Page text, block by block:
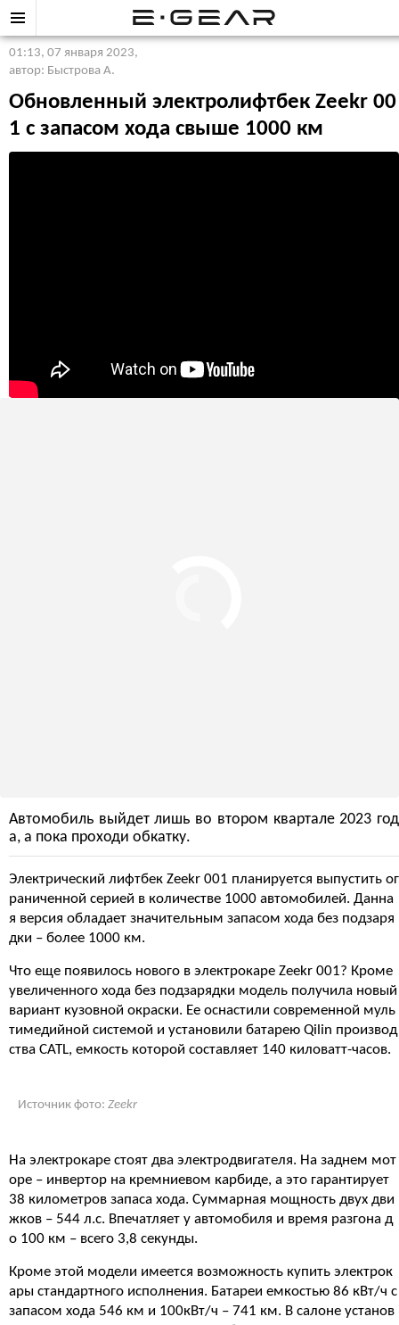
01:13, 07 января 2023,
автор: Быстрова А.
Обновленный электролифтбек Zeekr 00
1 с запасом хода свыше 1000 км
Автомобиль выйдет лишь во втором квартале 2023 год
а, а пока проходи обкатку.
Электрический лифтбек Zeekr 001 планируется выпустить ог
раниченной серией в количестве 1000 автомобилей. Данна
я версия обладает значительным запасом хода без подзаря
дки – более 1000 км.
Что еще появилось нового в электрокаре Zeekr 001? Кроме
увеличенного хода без подзарядки модель получила новый
вариант кузовной окраски. Ее оснастили современной муль
тимедийной системой и установили батарею Qilin производ
ства CATL, емкость которой составляет 140 киловатт-часов.
Источник фото: Zeekr
На электрокаре стоят два электродвигателя. На заднем мот
оре – инвертор на кремниевом карбиде, а это гарантирует
38 километров запаса хода. Суммарная мощность двух дви
жков – 544 л.с. Впечатляет у автомобиля и время разгона д
о 100 км – всего 3,8 секунды.
Кроме этой модели имеется возможность купить электрок
ары стандартного исполнения. Батареи емкостью 86 кВт/ч с
запасом хода 546 км и 100кВт/ч – 741 км. В салоне установ